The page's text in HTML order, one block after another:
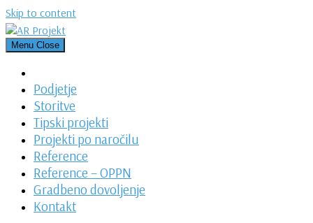
Skip to content
Menu Close
Podjetje
Storitve
Tipski projekti
Projekti po naročilu
Reference
Reference – OPPN
Gradbeno dovoljenje
Kontakt